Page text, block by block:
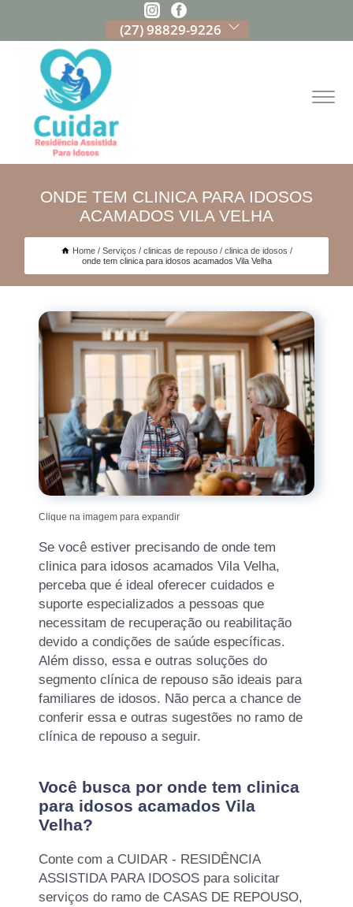
(27) 98829-9226
ONDE TEM CLINICA PARA IDOSOS
ACAMADOS VILA VELHA
Home Serviços clinicas de repouso
clinica de idosos
onde tem clinica para idosos acamados Vila Velha
Clique na imagem para expandir
Se você estiver precisando de onde tem
clinica para idosos acamados Vila Velha,
perceba que é ideal oferecer cuidados e
suporte especializados a pessoas que
necessitam de recuperação ou reabilitação
devido a condições de saúde específicas.
Além disso, essa e outras soluções do
segmento clínica de repouso são ideais para
familiares de idosos. Não perca a chance de
conferir essa e outras sugestões no ramo de
clínica de repouso a seguir.
Você busca por onde tem clinica
para idosos acamados Vila
Velha?
Conte com a CUIDAR - RESIDÊNCIA
ASSISTIDA PARA IDOSOS para solicitar
serviços do ramo de CASAS DE REPOUSO,